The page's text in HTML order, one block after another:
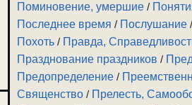
Поминовение, умершие /
Последнее время / Послушание /
Похоть / Правда,
Празднование праздников /
Предопределение /
Священство / Прелесть,